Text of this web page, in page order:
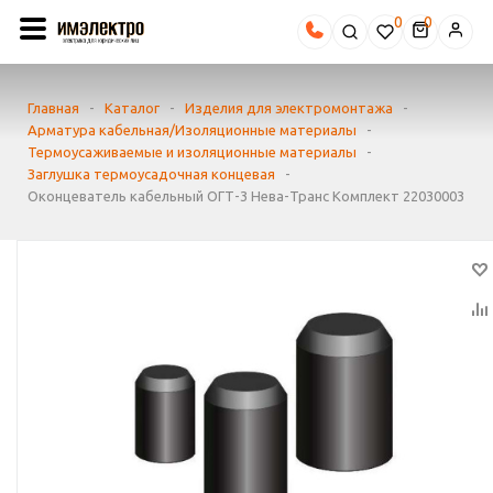
0
Главная - Каталог - Изделия для электромонтажа
-
Арматура кабельная/Изоляционные материалы
-
Термоусаживаемые и изоляционные материалы
-
Заглушка термоусадочная концевая
-
Оконцеватель кабельный ОГТ-3 Нева-Транс Комплект 22030003